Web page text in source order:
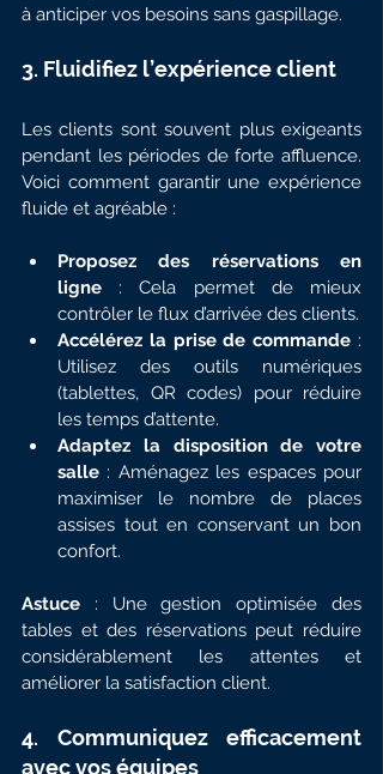
à anticiper vos besoins sans gaspillage.
3. Fluidifiez l’expérience client
Les clients sont souvent plus exigeants
pendant les périodes de forte affluence.
Voici comment garantir une expérience
fluide et agréable :
Proposez des réservations en
ligne : Cela permet de mieux
contrôler le flux d’arrivée des clients.
Accélérez la prise de commande :
Utilisez des outils numériques
(tablettes, QR codes) pour réduire
les temps d’attente.
Adaptez la disposition de votre
salle : Aménagez les espaces pour
maximiser le nombre de places
assises tout en conservant un bon
confort.
Astuce : Une gestion optimisée des
tables et des réservations peut réduire
considérablement les attentes et
améliorer la satisfaction client.
4. Communiquez efficacement
avec vos équipes